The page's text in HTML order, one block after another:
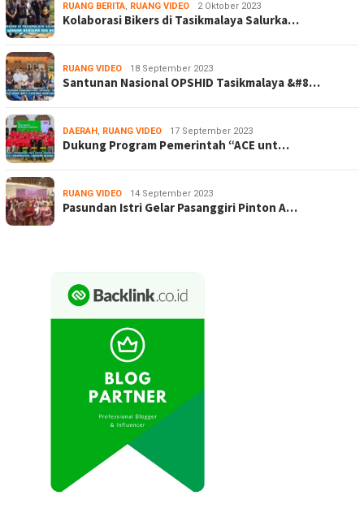
RUANG BERITA, RUANG VIDEO 2 Oktober 2023
Kolaborasi Bikers di Tasikmalaya Salurka…
RUANG VIDEO 18 September 2023
Santunan Nasional OPSHID Tasikmalaya &#8…
DAERAH , RUANG VIDEO 17 September 2023
Dukung Program Pemerintah “ACE unt…
RUANG VIDEO 14 September 2023
Pasundan Istri Gelar Pasanggiri Pinton A…